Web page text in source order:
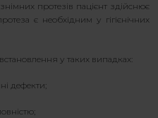
протезів пацієнт здійснює
є необхідним у гігієнічних
у таких випадках:
дефекти;